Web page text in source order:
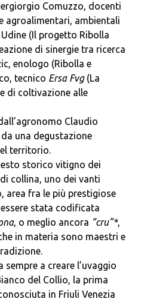
Comuzzo, docenti
agroalimentari, ambientali
(Il progetto Ribolla
di sinergie tra ricerca
enologo (Ribolla e
tecnico Ersa Fvg(La
di coltivazione alle
Claudio
una degustazione
territorio.
storico vitigno dei
collina, uno dei vanti
area fra le più prestigiose
stata codificata
, o meglio ancora “cru”*,
in materia sono maestri e
a creare l’uvaggio
del Collio, la prima
in Friuli Venezia